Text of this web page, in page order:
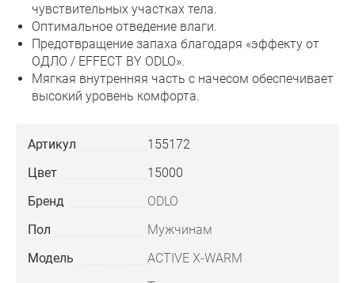
чувствительных участках тела.
Оптимальное отведение влаги.
Предотвращение запаха благодаря «эффекту от
ОДЛО / EFFECT BY ODLO».
Мягкая внутренняя часть с начесом обеспечивает
высокий уровень комфорта.
Артикул
155172
Цвет
15000
Бренд
ODLO
Пол
Мужчинам
Модель
ACTIVE X-WARM